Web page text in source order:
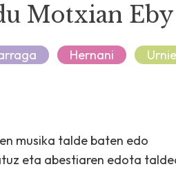
Motxian
Hernani
musika talde baten edo
eta abestiaren edota